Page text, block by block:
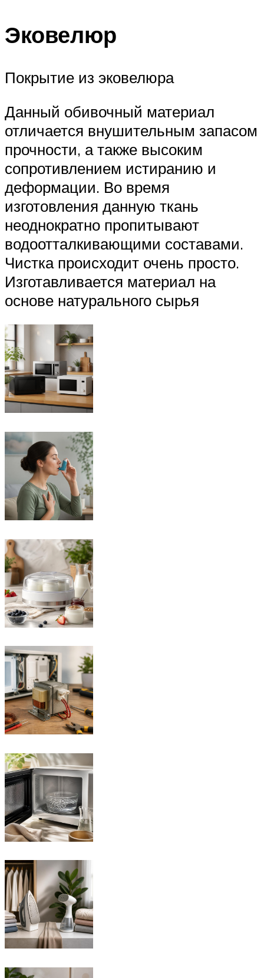
Эковелюр
Покрытие из эковелюра
Данный обивочный материал
отличается внушительным запасом
прочности, а также высоким
сопротивлением истиранию и
деформации. Во время
изготовления данную ткань
неоднократно пропитывают
водоотталкивающими составами.
Чистка происходит очень просто.
Изготавливается материал на
основе натурального сырья